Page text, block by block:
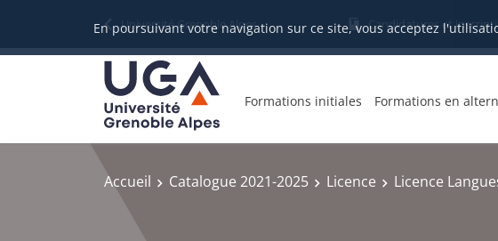
En poursuivant votre navigation sur ce site, vous acceptez
Université Grenoble Alpes Candidatures et
Formations initiales Formations en
Accueil Catalogue 2021-2025 Licence Licence